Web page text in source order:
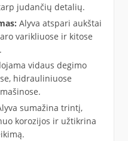
judančių detalių.
Alyva atspari aukštai
varikliuose ir kitose
vidaus degimo
hidrauliniuose
sumažina trintį,
korozijos ir užtikrina